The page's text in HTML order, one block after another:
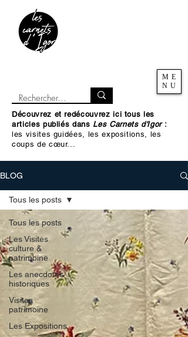
ME
NU
Découvrez et redécouvrez ici tous les
articles publiés dans Les Carnets d'Igor :
les visites guidées, les expositions, les
coups de cœur...
BLOG
Tous les posts
Les Visites
culture &
patrimoine
Les anecdotes
historiques
Visites
patrimoine
Les Expositions
Tous les posts